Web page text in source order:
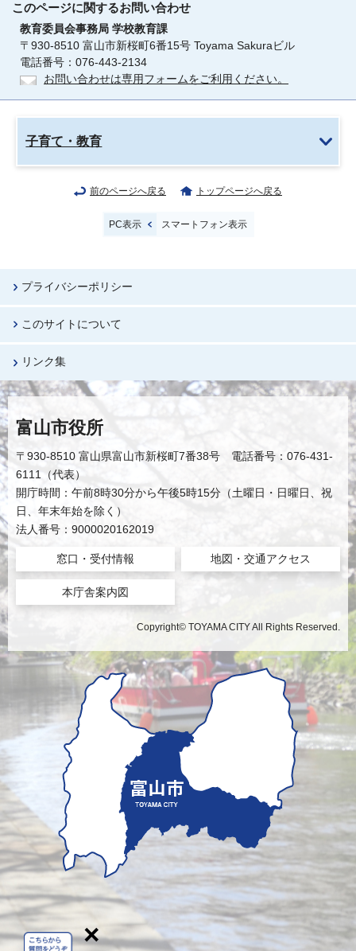
このページに関するお問い合わせ
教育委員会事務局 学校教育課
〒930-8510 富山市新桜町6番15号 Toyama Sakuraビル
電話番号：076-443-2134
お問い合わせは専用フォームをご利用ください。
子育て・教育
前のページへ戻る トップページへ戻る
PC表示 スマートフォン表示
プライバシーポリシー
このサイトについて
リンク集
富山市役所
〒930-8510 富山県富山市新桜町7番38号 電話番号：076-431-
6111（代表）
開庁時間：午前8時30分から午後5時15分（土曜日・日曜日、祝
日、年末年始を除く）
法人番号：9000020162019
窓口・受付情報 地図・交通アクセス
本庁舎案内図
Copyright© TOYAMA CITY All Rights Reserved.
×